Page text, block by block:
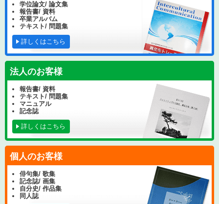
学位論文/ 論文集
報告書/ 資料
卒業アルバム
テキスト/ 問題集
詳しくはこちら
法人のお客様
報告書/ 資料
テキスト/ 問題集
マニュアル
記念誌
詳しくはこちら
個人のお客様
俳句集/ 歌集
記念誌/ 画集
自分史/ 作品集
同人誌